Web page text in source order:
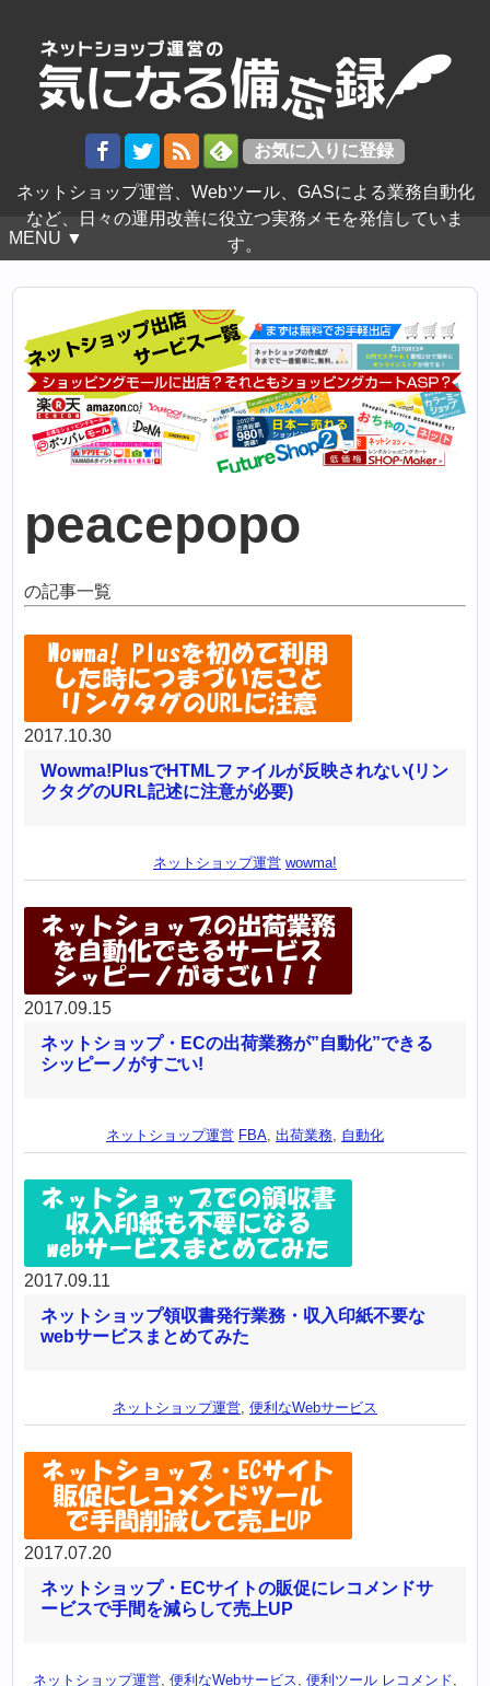
ネットショップ運営、Webツール、GASによる業務自動化
など、日々の運用改善に役立つ実務メモを発信していま
す。
MENU ▼
peacepopo
の記事一覧
2017.10.30
Wowma!PlusでHTMLファイルが反映されない(リン
クタグのURL記述に注意が必要)
ネットショップ運営 wowma!
2017.09.15
ネットショップ・ECの出荷業務が”自動化”できる
シッピーノがすごい!
ネットショップ運営 FBA, 出荷業務, 自動化
2017.09.11
ネットショップ領収書発行業務・収入印紙不要な
webサービスまとめてみた
ネットショップ運営, 便利なWebサービス
2017.07.20
ネットショップ・ECサイトの販促にレコメンドサ
ービスで手間を減らして売上UP
ネットショップ運営, 便利なWebサービス, 便利ツール レコメンド,